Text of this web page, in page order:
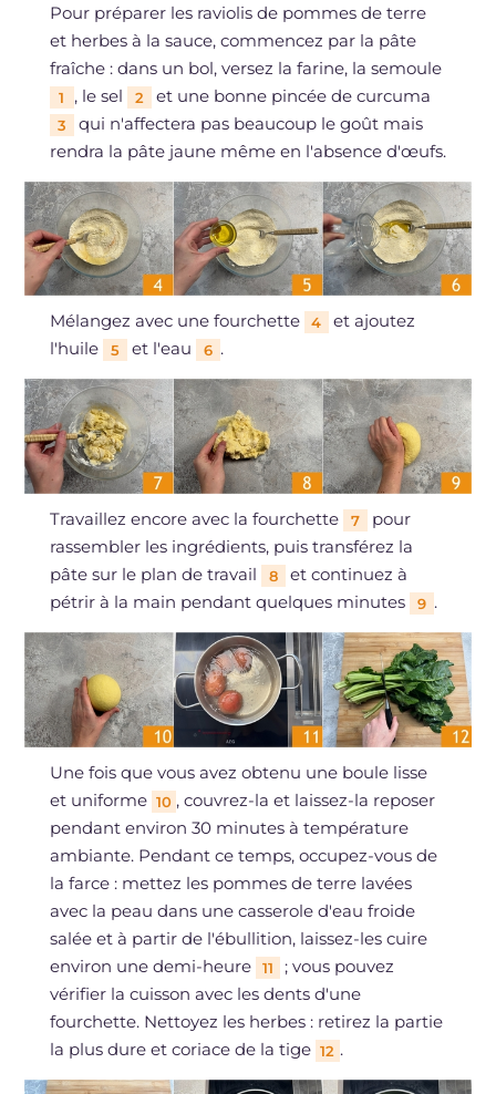
Pour préparer les raviolis de pommes de terre
et herbes à la sauce, commencez par la pâte
fraîche : dans un bol, versez la farine, la semoule
1 , le sel 2 et une bonne pincée de curcuma
3
qui n'affectera pas beaucoup le goût mais
rendra la pâte jaune même en l'absence d'œufs.
Mélangez avec une fourchette 4
et ajoutez
l'huile
5 et l'eau 6 .
Travaillez encore avec la fourchette 7
pour
rassembler les ingrédients, puis transférez la
pâte sur le plan de travail
8
et continuez à
pétrir à la main pendant quelques minutes
9 .
Une fois que vous avez obtenu une boule lisse
et uniforme 10 , couvrez-la et laissez-la reposer
pendant environ 30 minutes à température
ambiante. Pendant ce temps, occupez-vous de
la farce : mettez les pommes de terre lavées
avec la peau dans une casserole d'eau froide
salée et à partir de l'ébullition, laissez-les cuire
environ une demi-heure
11
; vous pouvez
vérifier la cuisson avec les dents d'une
fourchette. Nettoyez les herbes : retirez la partie
la plus dure et coriace de la tige 12 .